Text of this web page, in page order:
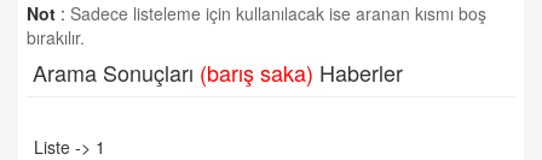
Not : Sadece listeleme için kullanılacak ise aranan kısmı boş
bırakılır.
Arama Sonuçları (barış saka) Haberler
Liste -> 1